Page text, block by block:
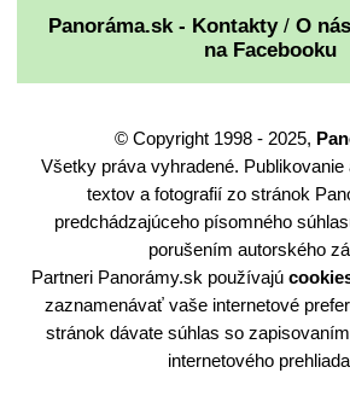
Panoráma.sk - Kontakty/ O nás
na Facebooku
© Copyright 1998 - 2025,
Všetky práva vyhradené. Publikovanie
textov a fotografií zo stránok
predchádzajúceho písomného
porušením autorského
Partneri Panorámy.sk používajú
zaznamenávať vaše internetové
stránok dávate súhlas so
internetového